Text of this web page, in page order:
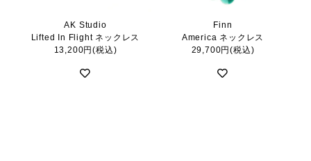
AK Studio
Lifted In Flight ネックレス
13,200円(税込)
Finn
America ネックレス
29,700円(税込)